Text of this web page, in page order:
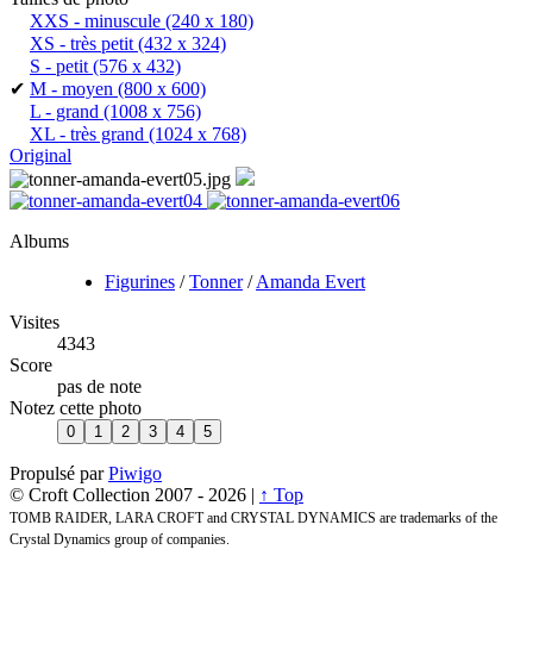
XXS - minuscule (240 x 180)
XS - très petit(432 x 324)
S - petit(576 x 432)
✔ M - moyen (800 x 600)
L - grand (1008 x 756)
XL - très grand (1024 x 768)
Original
Albums
Figurines /Tonner/Amanda Evert
Visites
4343
Score
pas de note
Notez cette photo
Propulsé parPiwigo
© Croft Collection 2007 - 2026 | ↑ Top
TOMB RAIDER, LARA CROFT and CRYSTAL DYNAMICS are trademarks of the
Crystal Dynamics group of companies.